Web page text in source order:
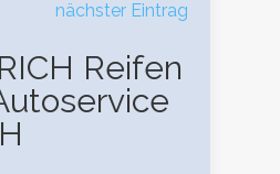
nächster Eintrag
Reifen